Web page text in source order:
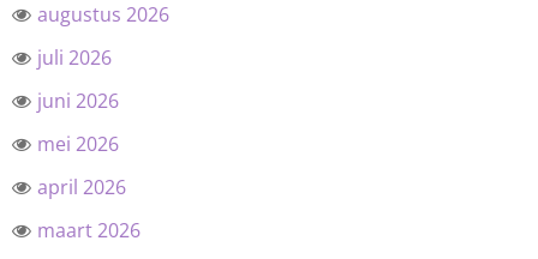
augustus 2026
juli 2026
juni 2026
mei 2026
april 2026
maart 2026